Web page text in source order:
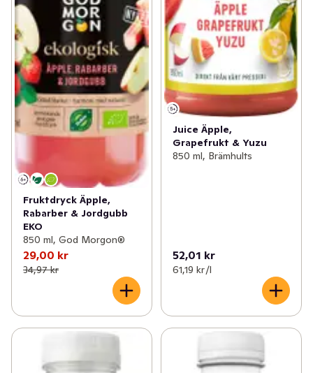
Fruktdryck Äpple,
Rabarber & Jordgubb
EKO
850 ml, God Morgon®
29,00 kr
34,97 kr
Juice Äpple,
Grapefrukt & Yuzu
850 ml, Brämhults
52,01 kr
61,19 kr /l